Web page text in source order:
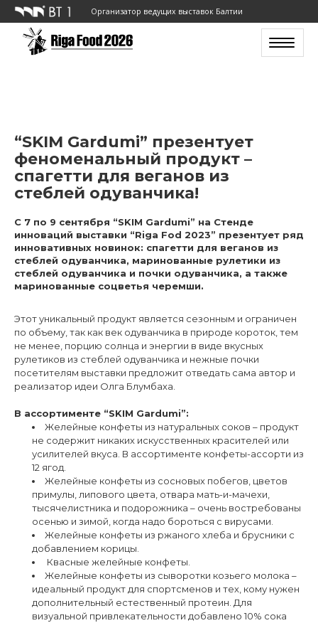
Организатор ведущих выставок Балтии
Toggle
“SKIM Gardumi” презентует
феноменальный продукт –
спагетти для веганов из
стеблей одуванчика!
С 7 по 9 сентября “SKIM Gardumi” на Стенде
инноваций выставки “Riga Fod 2023” презентует ряд
инновативных новинок: спагетти для веганов из
стеблей одуванчика, маринованные рулетики из
стеблей одуванчика и почки одуванчика, а также
маринованные соцветья черемши.
Этот уникальный продукт является сезонным и ограничен
по объему, так как век одуванчика в природе короток, тем
не менее, порцию солнца и энергии в виде вкусных
рулетиков из стеблей одуванчика и нежные почки
посетителям выставки предложит отведать сама автор и
реализатор идеи Олга Блумбаха.
В ассортименте “SKIM Gardumi”:
Желейные конфеты из натуральных соков – продукт
не содержит никаких искусственных красителей или
усилителей вкуса. В ассортименте конфеты-ассорти из
12 ягод.
Желейные конфеты из сосновых побегов, цветов
примулы, липового цвета, отвара мать-и-мачехи,
тысячелистника и подорожника – очень востребованы
осенью и зимой, когда надо бороться с вирусами.
Желейные конфеты из ржаного хлеба и брусники с
добавлением корицы.
Квасные желейные конфеты.
Желейные конфеты из сыворотки козьего молока –
идеальный продукт для спортсменов и тех, кому нужен
дополнительный естественный протеин. Для
визуальной привлекательности добавлено 10% сока